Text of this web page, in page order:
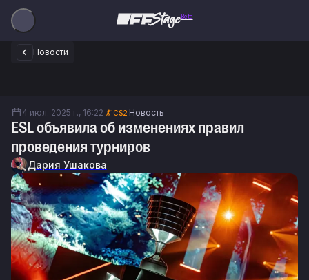
Beta
Новости
4 июл. 2025 г., 16:22 CS2 Новость
ESL объявила об изменениях правил
проведения турниров
Дария Ушакова